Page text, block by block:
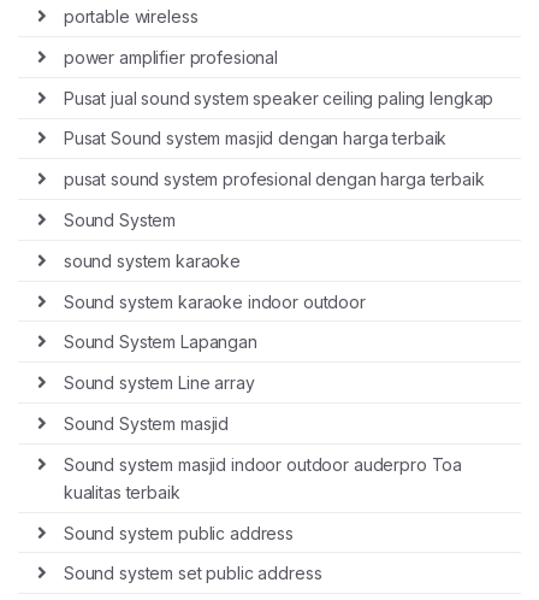
portable wireless
power amplifier profesional
Pusat jual sound system speaker ceiling paling lengkap
Pusat Sound system masjid dengan harga terbaik
pusat sound system profesional dengan harga terbaik
Sound System
sound system karaoke
Sound system karaoke indoor outdoor
Sound System Lapangan
Sound system Line array
Sound System masjid
Sound system masjid indoor outdoor auderpro Toa
kualitas terbaik
Sound system public address
Sound system set public address